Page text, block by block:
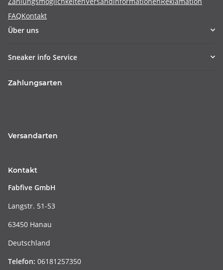
FAQKontakt
Über uns
Sneaker info Service
Zahlungsarten
Versandarten
Kontakt
Fabfive GmbH
Langstr. 51-53
63450 Hanau
Deutschland
Telefon: 06181257350